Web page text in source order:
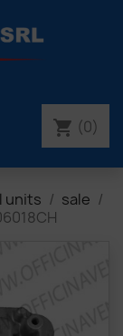
shopping_cart (0)
units
sale